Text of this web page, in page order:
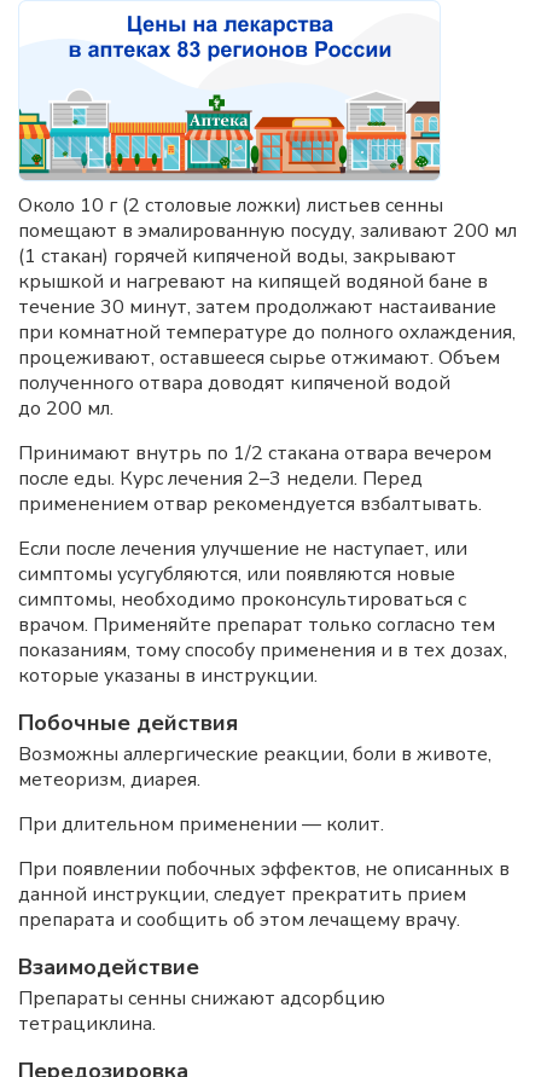
Около 10 г (2 столовые ложки) листьев сенны
помещают в эмалированную посуду, заливают 200 мл
(1 стакан) горячей кипяченой воды, закрывают
крышкой и нагревают на кипящей водяной бане в
течение 30 минут, затем продолжают настаивание
при комнатной температуре до полного охлаждения,
процеживают, оставшееся сырье отжимают. Объем
полученного отвара доводят кипяченой водой
до 200 мл.
Принимают внутрь по 1/2 стакана отвара вечером
после еды. Курс лечения 2–3 недели. Перед
применением отвар рекомендуется взбалтывать.
Если после лечения улучшение не наступает, или
симптомы усугубляются, или появляются новые
симптомы, необходимо проконсультироваться с
врачом. Применяйте препарат только согласно тем
показаниям, тому способу применения и в тех дозах,
которые указаны в инструкции.
Побочные действия
Возможны аллергические реакции, боли в животе,
метеоризм, диарея.
При длительном применении — колит.
При появлении побочных эффектов, не описанных в
данной инструкции, следует прекратить прием
препарата и сообщить об этом лечащему врачу.
Взаимодействие
Препараты сенны снижают адсорбцию
тетрациклина.
Передозировка